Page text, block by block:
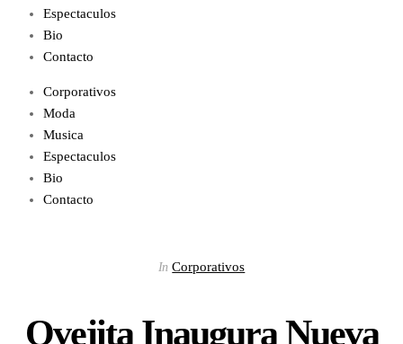
Espectaculos
Bio
Contacto
Corporativos
Moda
Musica
Espectaculos
Bio
Contacto
In Corporativos
Ovejita Inaugura Nueva